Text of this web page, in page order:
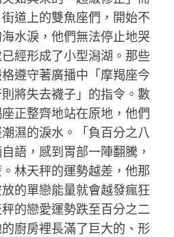
道上的雙魚座們，開始不
水淚，他們無法停止地哭
經形成了小型潟湖。那些
遵守著廣播中「摩羯座今
將失去襪子」的指令。數
正整齊地站在原地，他們
濕的淚水。「負百分之八
語，感到胃部一陣翻騰，
林天秤的運勢越差，他那
的單戀能量就會越發瘋狂
的戀愛運勢跌至百分之二
廚房裡長滿了巨大的、形